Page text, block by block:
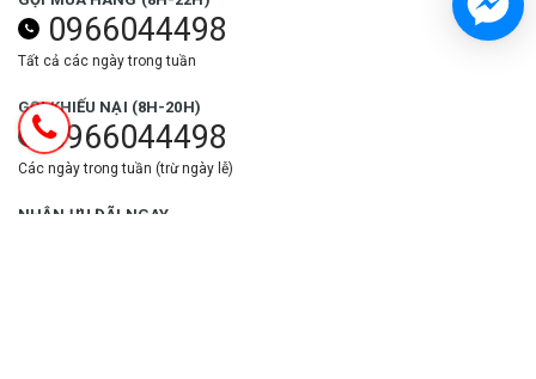
0966044498
Tất cả các ngày trong tuần
GỌI KHIẾU NẠI (8H-20H)
0966044498
Các ngày trong tuần (trừ ngày lễ)
NHẬN ƯU ĐÃI NGAY